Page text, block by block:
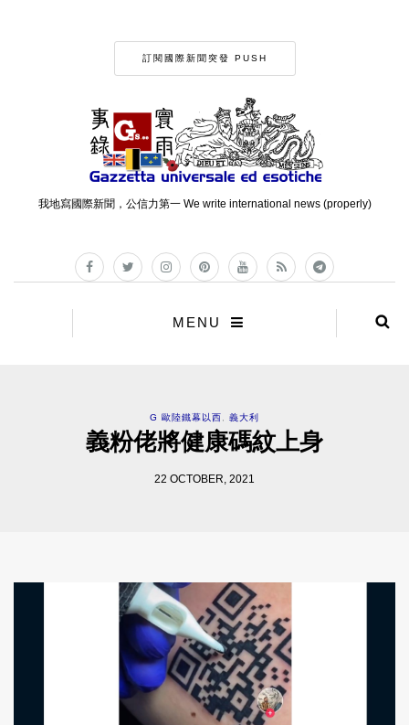
訂閱國際新聞突發 PUSH
我地寫國際新聞，公信力第一 We write international news (properly)
MENU
G 歐陸鐵幕以西 義大利
義粉佬將健康碼紋上身
22 OCTOBER, 2021